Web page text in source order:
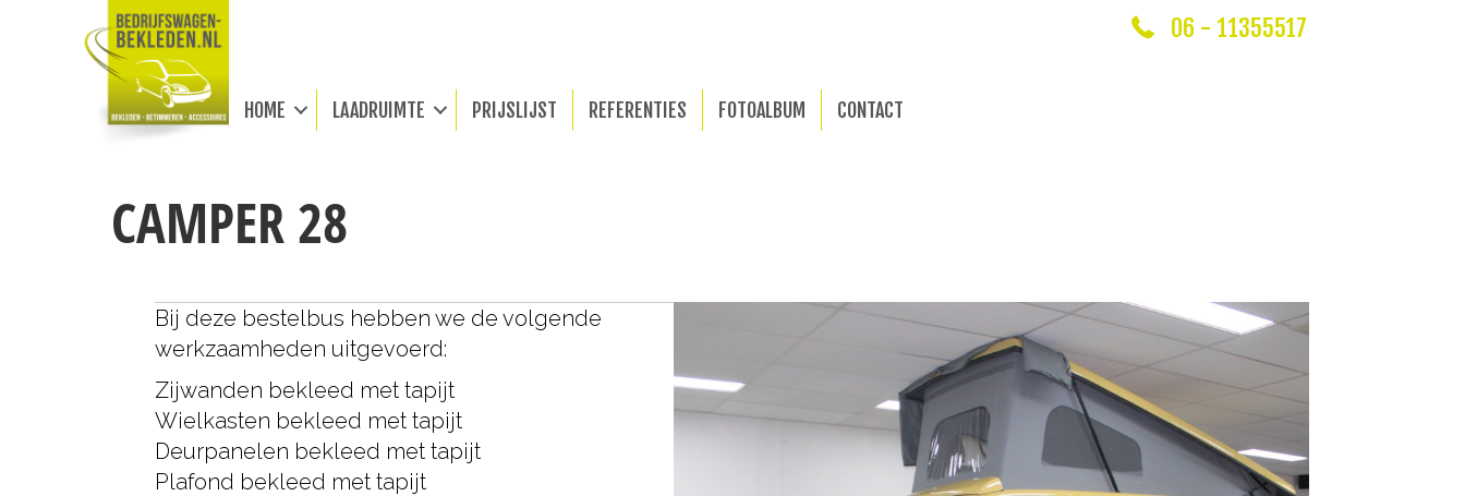
06 - 11355517
HOME LAADRUIMTE PRIJSLIJST REFERENTIES FOTOALBUM CONTACT
CAMPER 28
Bij deze bestelbus hebben we de volgende
werkzaamheden uitgevoerd:
Zijwanden bekleed met tapijt
Wielkasten bekleed met tapijt
Deurpanelen bekleed met tapijt
Plafond bekleed met tapijt